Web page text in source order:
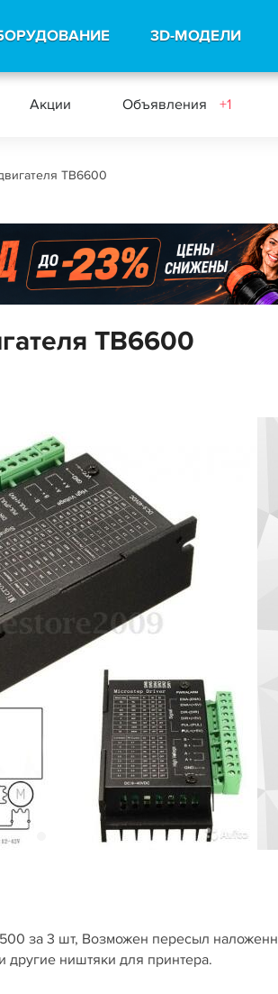
3D-МОДЕЛИ
Акции Объявления +1
TB6600
TB6600
за 3 шт, Возможен пересыл
ништяки для принтера.